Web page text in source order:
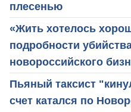
плесенью
«Жить хотелось
подробности
новороссийского
Пьяный таксист
счет катался по